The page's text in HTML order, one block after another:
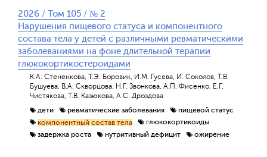
2026 / Том 105 / № 2
Нарушения пищевого статуса и компонентного
состава тела у детей с различными ревматическими
заболеваниями на фоне длительной терапии
глюкокортикостероидами
К.А. Стененкова, Т.Э. Боровик, И.М. Гусева, И. Соколов, Т.В.
Бушуева, В.А. Скворцова, Н.Г. Звонкова, А.П. Фисенко, Е.Г.
Чистякова, Т.В. Казюкова, А.С. Дроздова
дети
ревматические заболевания
пищевой статус
компонентный состав тела
глюкокортикоиды
задержка роста
нутритивный дефицит ожирение